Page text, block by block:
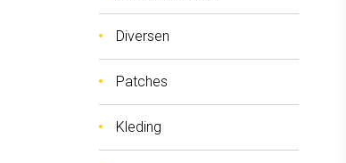
Diversen
Patches
Kleding